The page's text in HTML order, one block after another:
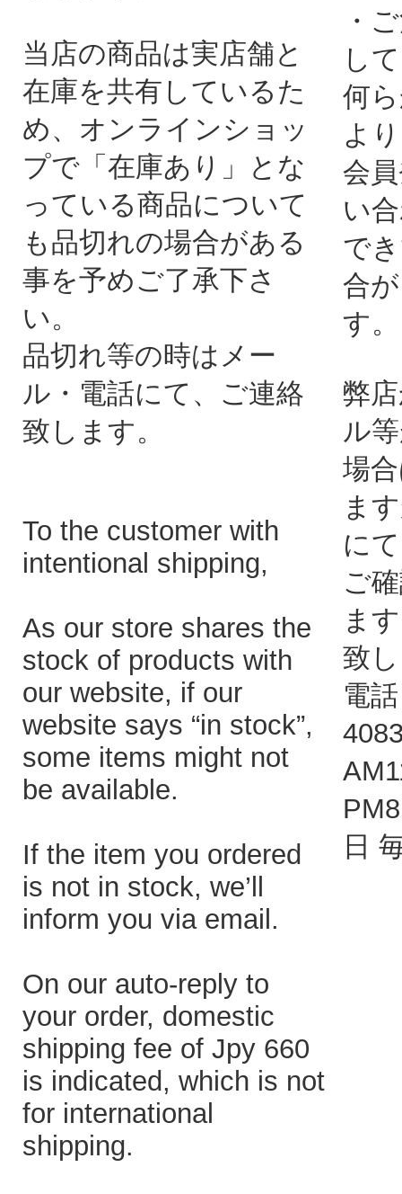
当店の商品は実店舗と
在庫を共有しているた
め、オンラインショッ
プで「在庫あり」とな
っている商品について
も品切れの場合がある
事を予めご了承下さ
い。
品切れ等の時はメー
ル・電話にて、ご連絡
致します。
To the customer with
intentional shipping,
As our store shares the
stock of products with
our website, if our
website says “in stock”,
some items might not
be available.
If the item you ordered
is not in stock, we’ll
inform you via email.
On our auto-reply to
your order, domestic
shipping fee of Jpy 660
is indicated, which is not
for international
shipping.
・
し
何
よ
会
い
で
合
す。
弊
ル
場
ま
に
ご
ま
致
電
日